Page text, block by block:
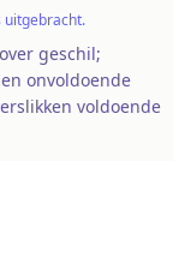
uitgebracht.
geschil;
onvoldoende
voldoende